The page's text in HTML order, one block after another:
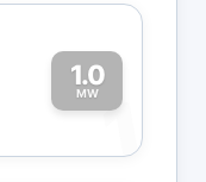
1.0
MW1